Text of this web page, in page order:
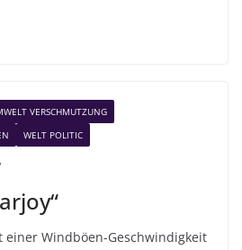
VERSCHMUTZUNG
WELT POLITIC
einer Windböen-Geschwindigkeit